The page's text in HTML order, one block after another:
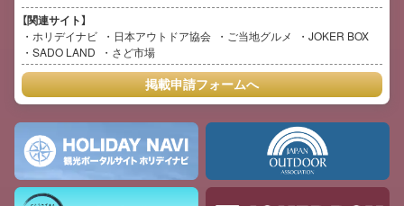
【関連サイト】
ホリデイナビ 日本アウトドア協会 ご当地グルメ
JOKER BOX
SADO LAND
さど市場
掲載申請フォームへ